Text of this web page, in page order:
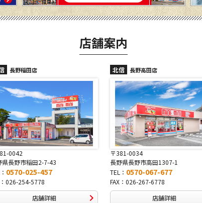
店舗案内
長野高田店
0034
県長野市高田1307-1
0570-067-677
：026-267-6778
店舗詳細
北信 長野駅前店
〒380-0822
長野県長野市大字鶴賀南千歳町826
TEL：0570-069-991
FAX：026-269-9992
店舗詳細